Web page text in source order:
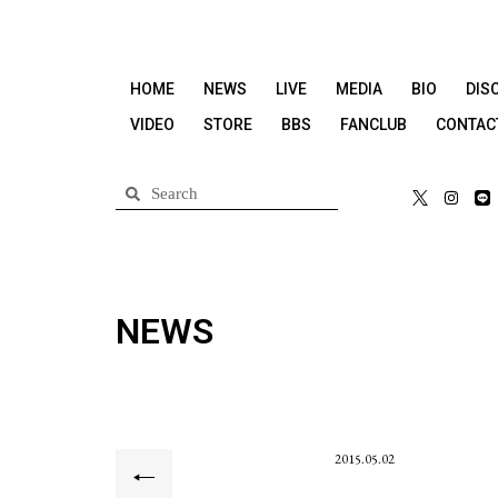
HOME NEWS LIVE MEDIA BIO
VIDEO
STORE BBS FANCLUB
NEWS
2015.05.02